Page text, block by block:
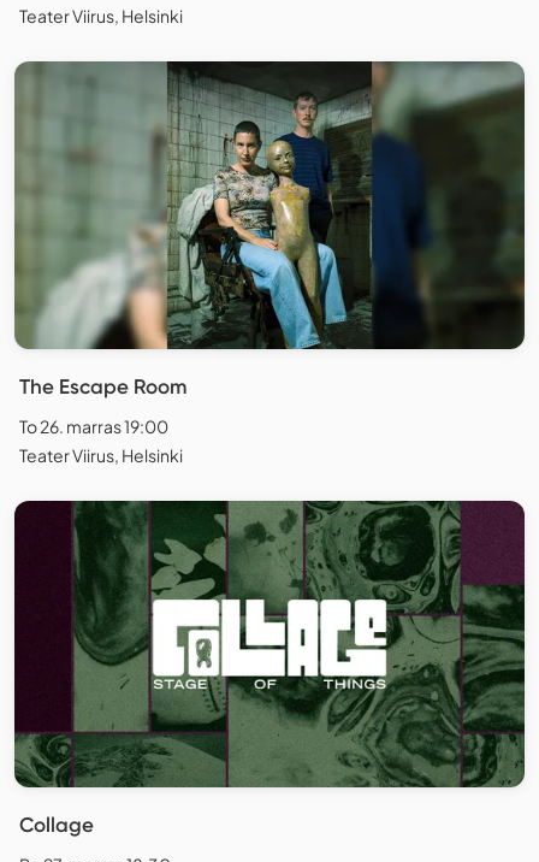
Teater Viirus, Helsinki
The Escape Room
To 26. marras 19:00
Teater Viirus, Helsinki
Collage